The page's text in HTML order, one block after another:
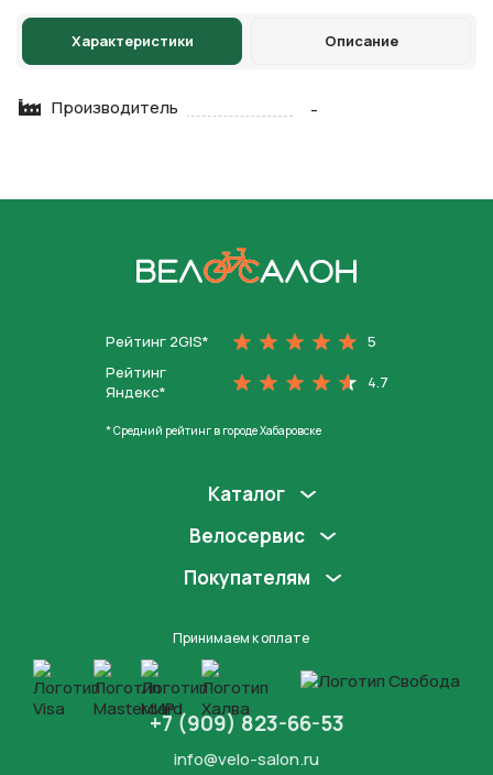
Характеристики Описание
Производитель -
Рейтинг 2GIS*
5
Рейтинг
Яндекс*
4.7
* Средний рейтинг в городе Хабаровске
Каталог
Велосервис
Покупателям
Принимаем к оплате
+7 (909) 823-66-53
info@velo-salon.ru